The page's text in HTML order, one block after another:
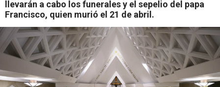
a
llevarán a cabo los funerales y el sepelio del papa
Francisco, quien murió el 21 de abril.